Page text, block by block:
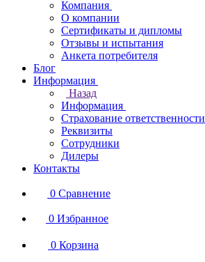
Компания
О компании
Сертификаты и дипломы
Отзывы и испытания
Анкета потребителя
Блог
Информация
Назад
Информация
Страхование ответственности
Реквизиты
Сотрудники
Дилеры
Контакты
0 Сравнение
0 Избранное
0 Корзина